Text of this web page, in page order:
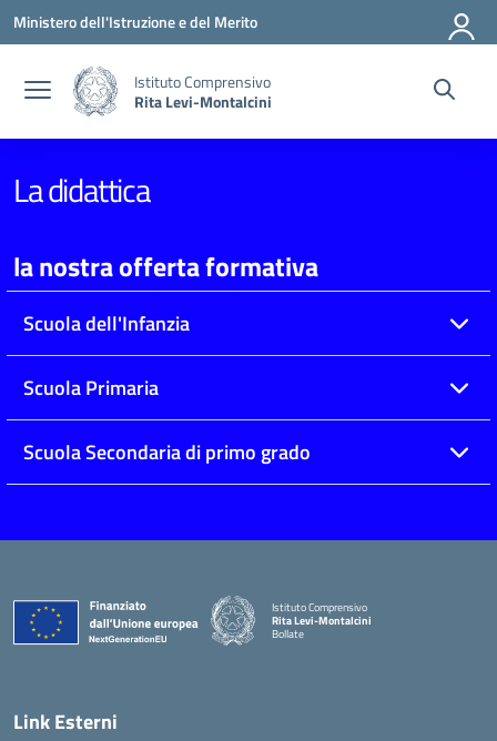
Vai ai contenuti
Vai al menu di navigazione
Vai al footer
Ministero dell'Istruzione e del Merito
Istituto Comprensivo
Rita Levi-Montalcini
La didattica
la nostra offerta formativa
Scuola dell'Infanzia
Scuola Primaria
Scuola Secondaria di primo grado
Istituto Comprensivo
Rita Levi-Montalcini
Bollate
Link Esterni